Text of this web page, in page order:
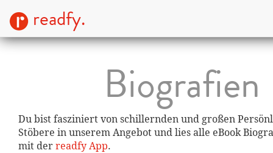
readfy.
Biografien
Du bist fasziniert von schillernden und großen
Stöbere in unserem Angebot und lies alle eBook
mit derreadfy App.